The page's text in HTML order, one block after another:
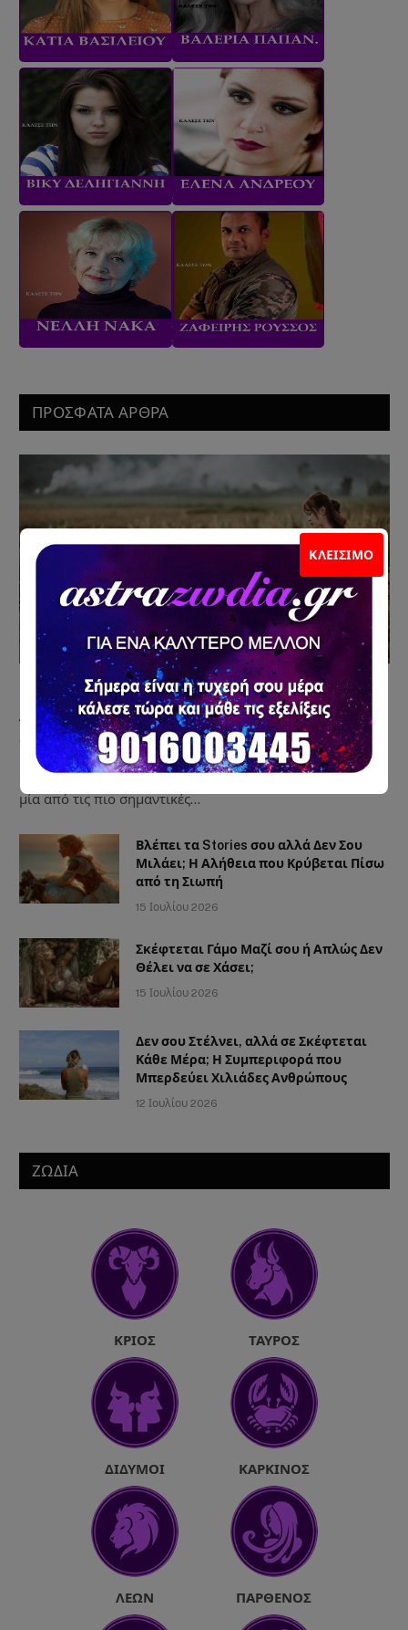
ΚΛΕΊΣΙΜΟ
ΠΡΟΣΦΑΤΑ ΑΡΘΡΑ
ΑΣΤΡΟΛΟΓΙΑ
Μια Πόρτα Κλείνει Οριστικά… για να
Ανοίξει η Πόρτα της Ευτυχίας!
15 Ιουλίου 2026
Η σημερινή ημέρα δεν είναι μια εύκολη ημέρα. Είναι όμως
μία από τις πιο σημαντικές…
Βλέπει τα Stories σου αλλά Δεν Σου
Μιλάει; Η Αλήθεια που Κρύβεται Πίσω
από τη Σιωπή
15 Ιουλίου 2026
Σκέφτεται Γάμο Μαζί σου ή Απλώς Δεν
Θέλει να σε Χάσει;
15 Ιουλίου 2026
Δεν σου Στέλνει, αλλά σε Σκέφτεται
Κάθε Μέρα; Η Συμπεριφορά που
Μπερδεύει Χιλιάδες Ανθρώπους
12 Ιουλίου 2026
ΖΩΔΙΑ
ΚΡΙΌΣ ΤΑΎΡΟΣ
ΔΊΔΥΜΟΙ ΚΑΡΚΊΝΟΣ
ΛΈΩΝ ΠΑΡΘΈΝΟΣ